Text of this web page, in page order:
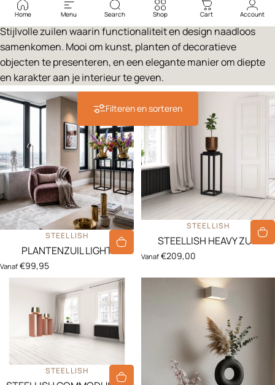
Home Menu Search Shop Cart Account
Stijlvolle zuilen waarin functionaliteit en design naadloos
samenkomen. Mooi om kunst, planten of decoratieve
objecten te presenteren, en een elegante manier om diepte
en karakter aan je interieur te geven.
Filteren en sorteren
LEVERANCIER:
STEELLISH
PLANTENZUIL LIGHT
Vanaf €99,95
LEVERANCIER:
STEELLISH
STEELLISH HEAVY ZUIL
Vanaf €209,00
LEVERANCIER:
STEELLISH